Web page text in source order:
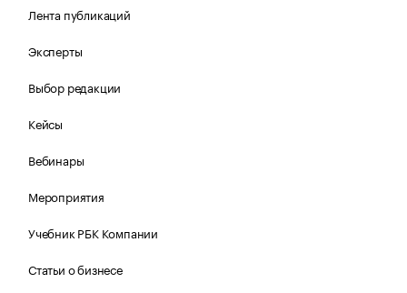
Лента публикаций
Эксперты
Выбор редакции
Кейсы
Вебинары
Мероприятия
Учебник РБК Компании
Статьи о бизнесе